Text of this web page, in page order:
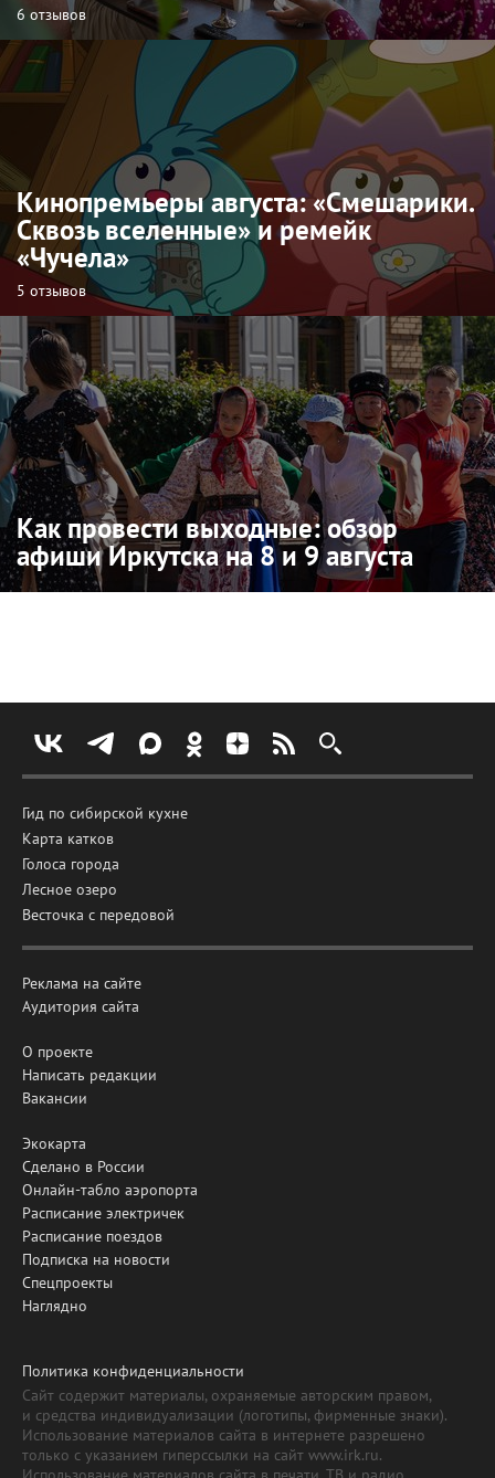
6 отзывов
Кинопремьеры августа: «Смешарики.
Сквозь вселенные» и ремейк
«Чучела»
5 отзывов
Как провести выходные: обзор
афиши Иркутска на 8 и 9 августа
Гид по сибирской кухне
Карта катков
Голоса города
Лесное озеро
Весточка с передовой
Реклама на сайте
Аудитория сайта
О проекте
Написать редакции
Вакансии
Экокарта
Сделано в России
Онлайн-табло аэропорта
Расписание электричек
Расписание поездов
Подписка на новости
Спецпроекты
Наглядно
Политика конфиденциальности
Сайт содержит материалы, охраняемые авторским правом,
и средства индивидуализации (логотипы, фирменные знаки).
Использование материалов сайта в интернете разрешено
только с указанием гиперссылки на сайт www.irk.ru.